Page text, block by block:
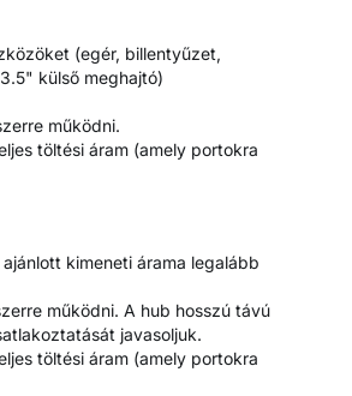
(egér, billentyűzet,
külső meghajtó)
működni.
töltési áram (amely portokra
kimeneti árama legalább
működni. A hub hosszú távú
javasoljuk.
töltési áram (amely portokra